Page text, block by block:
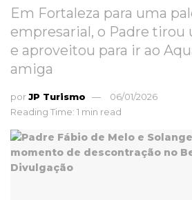
Em Fortaleza para uma
empresarial, o Padre tirou
e aproveitou para ir ao
amiga
porJP Turismo
06/01/2026
Reading Time: 1 min read